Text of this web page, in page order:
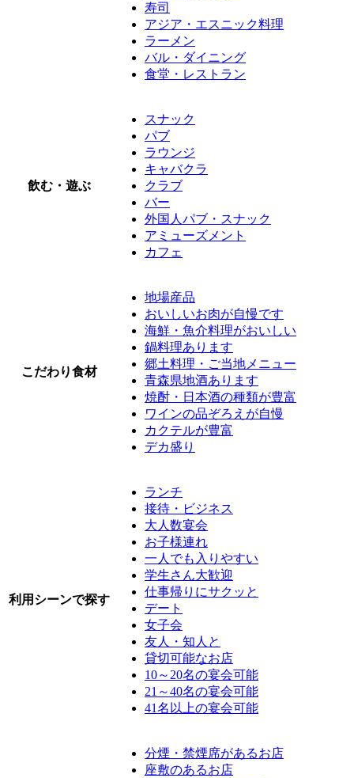
寿司
アジア・エスニック料理
ラーメン
バル・ダイニング
食堂・レストラン
飲む・遊ぶ
スナック
パブ
ラウンジ
キャバクラ
クラブ
バー
外国人パブ・スナック
アミューズメント
カフェ
こだわり食材
地場産品
おいしいお肉が自慢です
海鮮・魚介料理がおいしい
鍋料理あります
郷土料理・ご当地メニュー
青森県地酒あります
焼酎・日本酒の種類が豊富
ワインの品ぞろえが自慢
カクテルが豊富
デカ盛り
利用シーンで探す
ランチ
接待・ビジネス
大人数宴会
お子様連れ
一人でも入りやすい
学生さん大歓迎
仕事帰りにサクッと
デート
女子会
友人・知人と
貸切可能なお店
10～20名の宴会可能
21～40名の宴会可能
41名以上の宴会可能
分煙・禁煙席があるお店
座敷のあるお店